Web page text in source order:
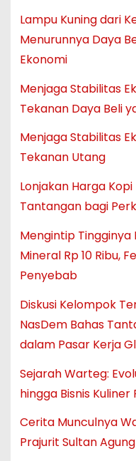
Lampu Kuning dari
Menurunnya Daya
Ekonomi
Menjaga Stabilitas
Tekanan Daya Beli
Menjaga Stabilitas
Tekanan Utang
Lonjakan Harga
Tantangan bagi
Mengintip Tingginya
Mineral Rp 10 Ribu,
Penyebab
Diskusi Kelompok
NasDem Bahas
dalam Pasar Kerja
Sejarah Warteg:
hingga Bisnis Kuliner
Cerita Munculnya
Prajurit Sultan Agung